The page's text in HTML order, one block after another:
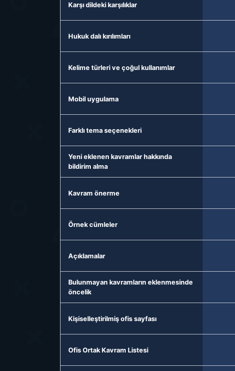
Karşı dildeki karşılıklar
Hukuk dalı kırılımları
Kelime türleri ve çoğul kullanımlar
Mobil uygulama
Farklı tema seçenekleri
Yeni eklenen kavramlar hakkında
bildirim alma
Kavram önerme
Örnek cümleler
Açıklamalar
Bulunmayan kavramların eklenmesinde
öncelik
Kişiselleştirilmiş ofis sayfası
Ofis Ortak Kavram Listesi